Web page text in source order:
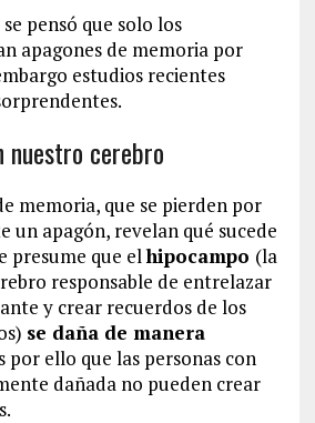
pensó que solo los
apagones de memoria por
estudios recientes
nuestro cerebro
memoria, que se pierden por
un apagón, revelan qué sucede
presume que elhipocampo (la
responsable de entrelazar
y crear recuerdos de los
se daña de manera
por ello que las personas con
dañada no pueden crear